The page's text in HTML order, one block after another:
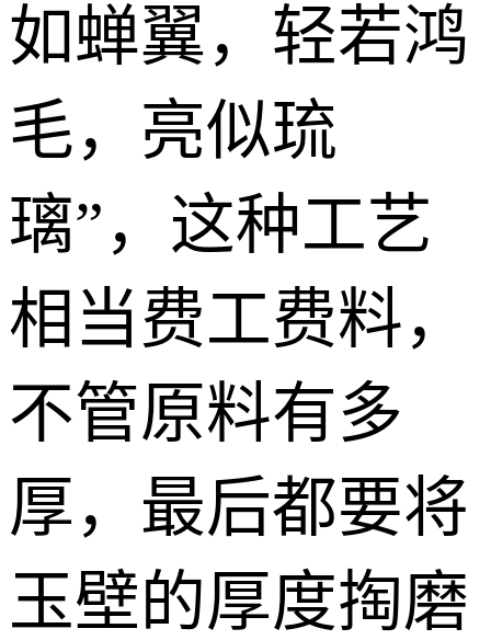
如蝉翼，轻若鸿
毛，亮似琉
璃”，这种工艺
相当费工费料，
不管原料有多
厚，最后都要将
玉壁的厚度掏磨